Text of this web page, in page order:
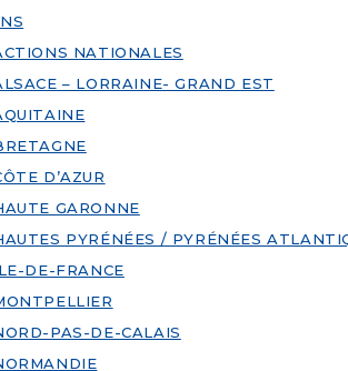
NATIONALES
– LORRAINE- GRAND EST
D’AZUR
GARONNE
PYRÉNÉES / PYRÉNÉES
DE-FRANCE
PAS-DE-CALAIS